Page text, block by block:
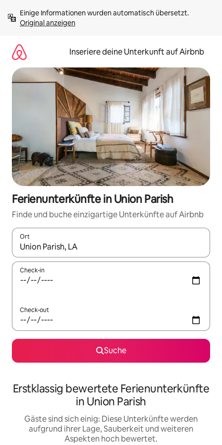
Inhalten
springenOriginal anzeigen
Inseriere deine Unterkunft auf Airbnb
Ferienunterkünfte in Union Parish
Finde und buche einzigartige Unterkünfte auf Airbnb
Ort
Wenn Ergebnisse verfügbar sind, navigiere mit den
Check-in
Check-out
Suche
Erstklassig bewertete Ferienunterkünfte
in Union Parish
Gäste sind sich einig: Diese Unterkünfte werden
aufgrund ihrer Lage, Sauberkeit und weiteren
Aspekten hoch bewertet.